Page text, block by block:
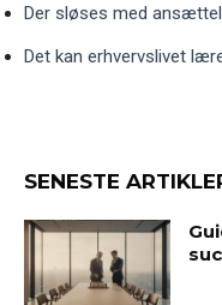
Der sløses med
Det kan erhvervslivet
SENESTE